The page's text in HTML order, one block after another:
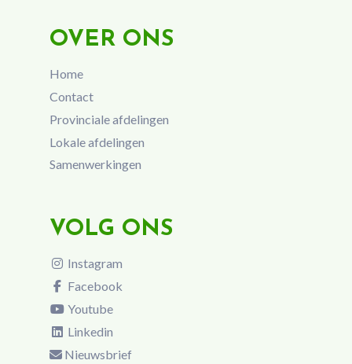
OVER ONS
Home
Contact
Provinciale afdelingen
Lokale afdelingen
Samenwerkingen
VOLG ONS
Instagram
Facebook
Youtube
Linkedin
Nieuwsbrief